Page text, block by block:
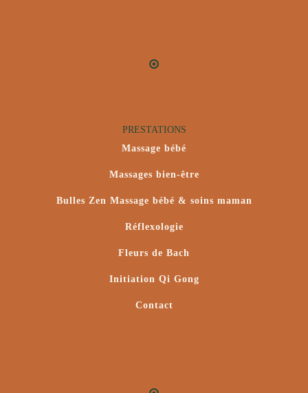
PRESTATIONS
Massage bébé
Massages bien-être
Bulles Zen Massage bébé & soins maman
Réflexologie
Fleurs de Bach
Initiation Qi Gong
Contact